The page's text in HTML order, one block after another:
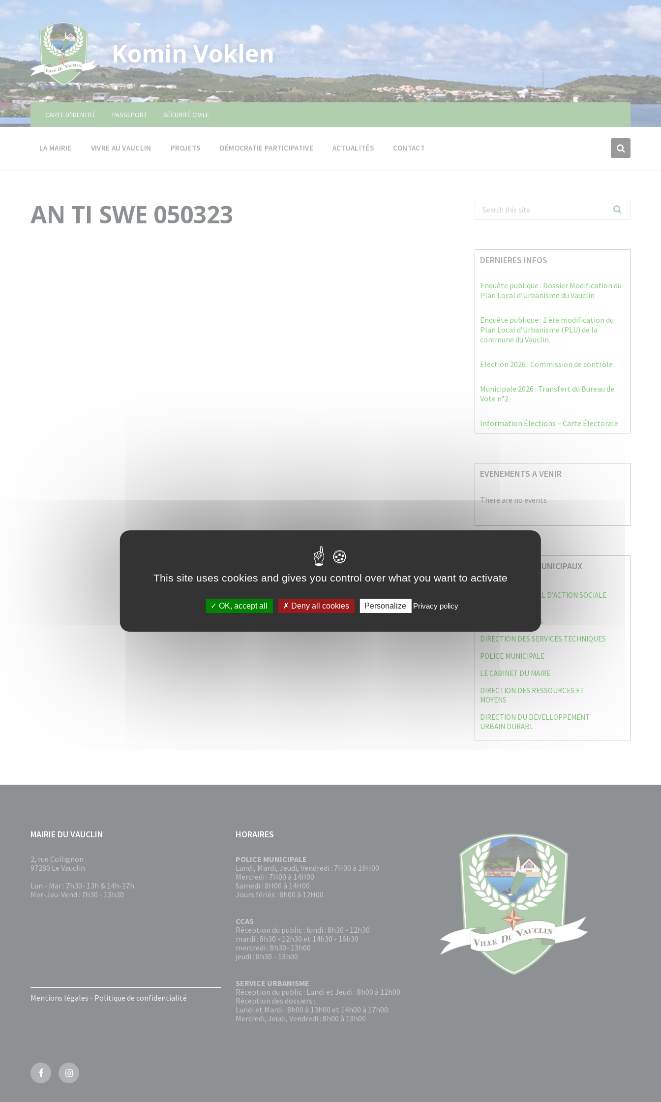
Komin Voklen
CARTE D’IDENTITÉ PASSEPORT SÉCURITÉ CIVILE
LA MAIRIE VIVRE AU VAUCLIN PROJETS DÉMOCRATIE PARTICIPATIVE ACTUALITÉS CONTACT
AN TI SWE 050323
DERNIERES INFOS
Enquête publique : Dossier Modification du
Plan Local d’Urbanisme du Vauclin
Enquête publique : 1 ère modification du
Plan Local d’Urbanisme (PLU) de la
commune du Vauclin.
Election 2026 : Commission de contrôle
Municipale 2026 : Transfert du Bureau de
Vote n°2
Information Élections – Carte Électorale
EVENEMENTS A VENIR
There are no events
VOS SERVICES MUNICIPAUX
CENTRE COMMUNAL D’ACTION SOCIALE
CAISSE DES ÉCOLES
DIRECTION DES SERVICES TECHNIQUES
POLICE MUNICIPALE
LE CABINET DU MAIRE
DIRECTION DES RESSOURCES ET
MOYENS
DIRECTION DU DEVELLOPPEMENT
URBAIN DURABL
MAIRIE DU VAUCLIN
2, rue Collignon
97280 Le Vauclin
Lun - Mar : 7h30- 13h & 14h-17h
Mer-Jeu-Vend : 7h30 - 13h30
Mentions légales - Politique de confidentialité
HORAIRES
POLICE MUNICIPALE
Lundi, Mardi, Jeudi, Vendredi : 7H00 à 19H00
Mercredi : 7H00 à 14H00
Samedi : 8H00 à 14H00
Jours fériés : 8h00 à 12H00
CCAS
Réception du public : lundi : 8h30 - 12h30
mardi : 8h30 - 12h30 et 14h30 - 16h30
mercredi : 8h30- 13h00
jeudi : 8h30 - 13h00
SERVICE URBANISME
Réception du public : Lundi et Jeudi : 8h00 à 12h00
Réception des dossiers :
Lundi et Mardi : 8h00 à 13h00 et 14h00 à 17h00.
Mercredi, Jeudi, Vendredi : 8h00 à 13h00
FacebookInstagram
This site uses cookies and gives you control over what you want to activate
OK, accept all Deny all cookies Personalize Privacy policy